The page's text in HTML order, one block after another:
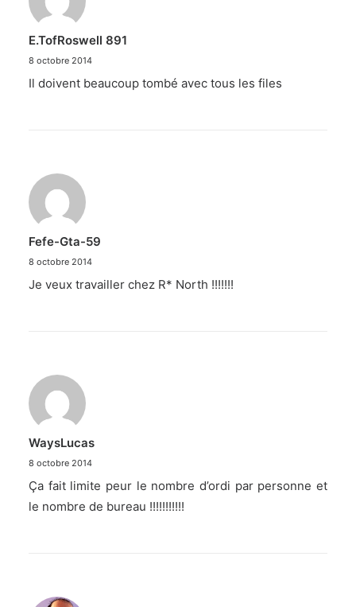
E.TofRoswell 891
8 octobre 2014
Il doivent beaucoup tombé avec tous les files
Fefe-Gta-59
8 octobre 2014
Je veux travailler chez R* North !!!!!!!
WaysLucas
8 octobre 2014
Ça fait limite peur le nombre d’ordi par personne et
le nombre de bureau !!!!!!!!!!!